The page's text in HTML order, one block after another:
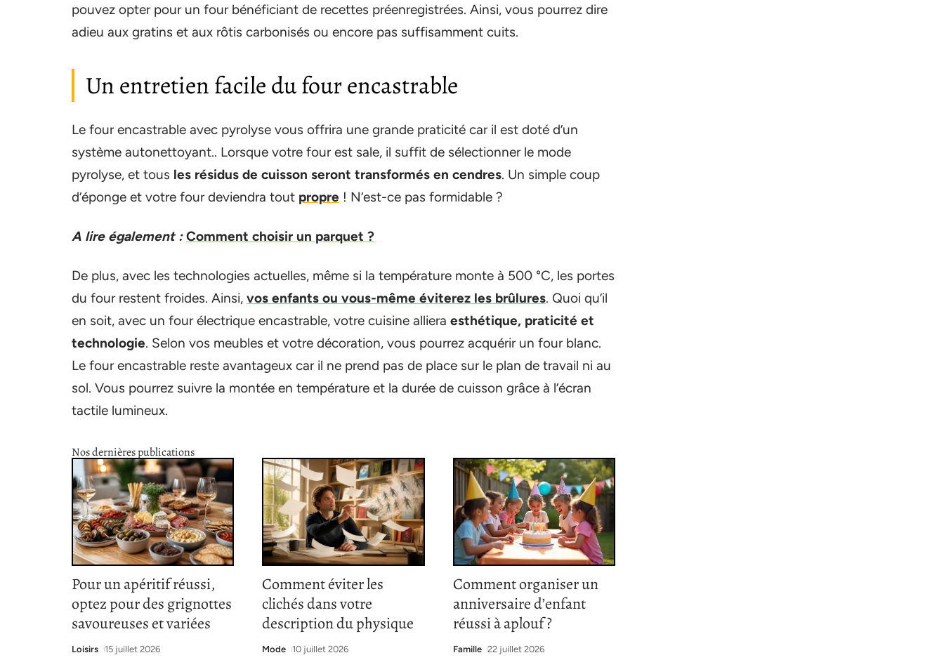
pouvez opter pour un four bénéficiant de recettes préenregistrées. Ainsi, vous pourrez dire
adieu aux gratins et aux rôtis carbonisés ou encore pas suffisamment cuits.
Un entretien facile du four encastrable
Le four encastrable avec pyrolyse vous offrira une grande praticité car il est doté d’un
système autonettoyant.. Lorsque votre four est sale, il suffit de sélectionner le mode
pyrolyse, et tous les résidus de cuisson seront transformés en cendres. Un simple coup
d’éponge et votre four deviendra tout propre ! N’est-ce pas formidable ?
A lire également : Comment choisir un parquet ?
De plus, avec les technologies actuelles, même si la température monte à 500 °C, les portes
du four restent froides. Ainsi, vos enfants ou vous-même éviterez les brûlures. Quoi qu’il
en soit, avec un four électrique encastrable, votre cuisine alliera esthétique, praticité et
technologie. Selon vos meubles et votre décoration, vous pourrez acquérir un four blanc.
Le four encastrable reste avantageux car il ne prend pas de place sur le plan de travail ni au
sol. Vous pourrez suivre la montée en température et la durée de cuisson grâce à l’écran
tactile lumineux.
Nos dernières publications
Pour un apéritif réussi,
optez pour des grignottes
savoureuses et variées
Loisirs 15 juillet 2026
Comment éviter les
clichés dans votre
description du physique
Mode 10 juillet 2026
Comment organiser un
anniversaire d’enfant
réussi à aplouf ?
Famille 22 juillet 2026